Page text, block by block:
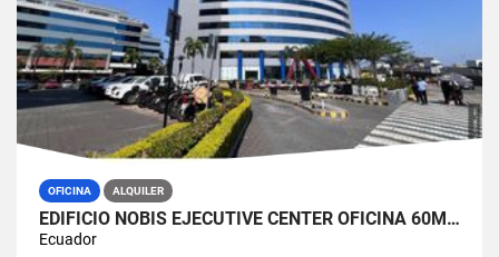
OFICINA ALQUILER
EDIFICIO NOBIS EJECUTIVE CENTER OFICINA 60M2 EN ALQUILER AMOBLADA
Ecuador